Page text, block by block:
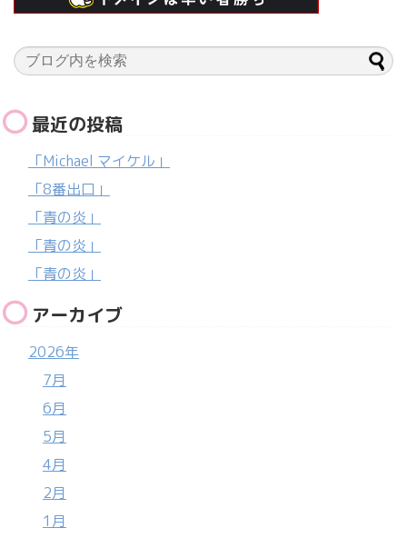
最近の投稿
「Michael マイケル」
「8番出口」
「青の炎」
「青の炎」
「青の炎」
アーカイブ
2026年
7月
6月
5月
4月
2月
1月